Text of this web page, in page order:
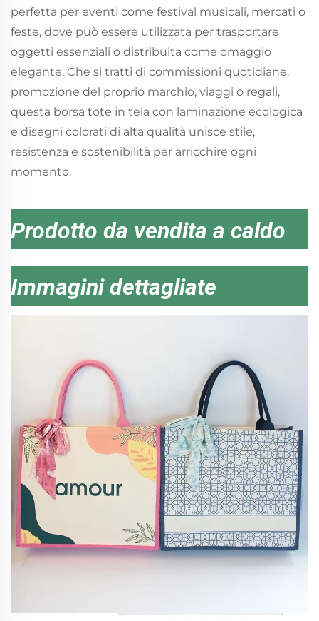
perfetta per eventi come festival musicali, mercati o
feste, dove può essere utilizzata per trasportare
oggetti essenziali o distribuita come omaggio
elegante. Che si tratti di commissioni quotidiane,
promozione del proprio marchio, viaggi o regali,
questa borsa tote in tela con laminazione ecologica
e disegni colorati di alta qualità unisce stile,
resistenza e sostenibilità per arricchire ogni
momento.
Prodotto da vendita a caldo
Immagini dettagliate